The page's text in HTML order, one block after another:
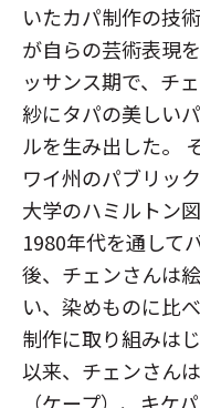
いたカパ制作の技
が自らの芸術表現
ッサンス期で、チ
紗にタパの美しい
ルを生み出した。
ワイ州のパブリッ
大学のハミルトン
1980年代を通して
後、チェンさんは
い、染めものに比
制作に取り組みはじ
以来、チェンさん
（ケープ）、キケ